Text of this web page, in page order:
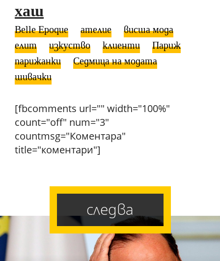
хаш
Belle Epoque ателие
висша мода
елит
изкуство клиенти
Париж
парижанки
Седмица на модата
шивачки
[fbcomments url="" width="100%"
count="off" num="3"
countmsg="Коментара"
title="коментари"]
следва